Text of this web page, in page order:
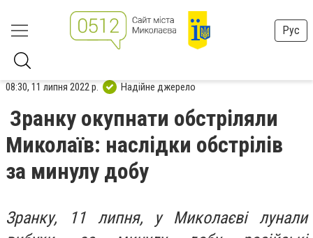
Рус
08:30, 11 липня 2022 р. Надійне джерело
Зранку окупнати обстріляли
Миколаїв: наслідки обстрілів
за минулу добу
Зранку, 11 липня, у Миколаєві лунали